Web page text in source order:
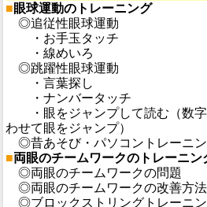
■眼球運動のトレーニング
◎追従性眼球運動
・お手玉タッチ
・線めいろ
◎跳躍性眼球運動
・言葉探し
・ナンバータッチ
・眼をジャンプして読む（数字
わせて眼をジャンプ）
◎昔あそび・パソコントレーニ
■両眼のチームワークのトレーニン
◎両眼のチームワークの問題
◎両眼のチームワークの改善方法
◎ブロックストリングトレーニ